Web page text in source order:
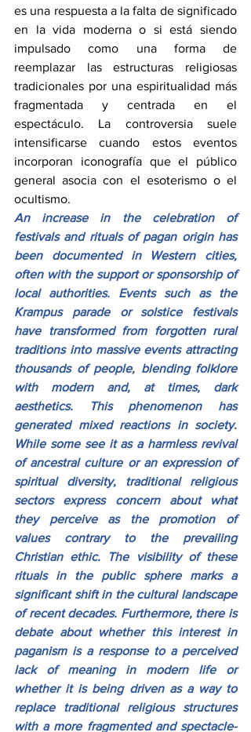
es una respuesta a la falta de significado
en la vida moderna o si está siendo
impulsado como una forma de
reemplazar las estructuras religiosas
tradicionales por una espiritualidad más
fragmentada y centrada en el
espectáculo. La controversia suele
intensificarse cuando estos eventos
incorporan iconografía que el público
general asocia con el esoterismo o el
ocultismo.
An increase in the celebration of
festivals and rituals of pagan origin has
been documented in Western cities,
often with the support or sponsorship of
local authorities. Events such as the
Krampus parade or solstice festivals
have transformed from forgotten rural
traditions into massive events attracting
thousands of people, blending folklore
with modern and, at times, dark
aesthetics. This phenomenon has
generated mixed reactions in society.
While some see it as a harmless revival
of ancestral culture or an expression of
spiritual diversity, traditional religious
sectors express concern about what
they perceive as the promotion of
values ​​contrary to the prevailing
Christian ethic. The visibility of these
rituals in the public sphere marks a
significant shift in the cultural landscape
of recent decades. Furthermore, there is
debate about whether this interest in
paganism is a response to a perceived
lack of meaning in modern life or
whether it is being driven as a way to
replace traditional religious structures
with a more fragmented and spectacle-